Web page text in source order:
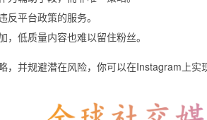
反平台政策的服务。
，低质量内容也难以留住粉丝。
，并规避潜在风险，你可以在Instagram上实